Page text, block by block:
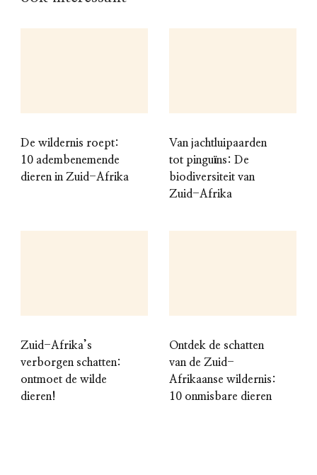
De wildernis roept:
10 adembenemende
dieren in Zuid-Afrika
Van jachtluipaarden
tot pinguïns: De
biodiversiteit van
Zuid-Afrika
Zuid-Afrika’s
verborgen schatten:
ontmoet de wilde
dieren!
Ontdek de schatten
van de Zuid-
Afrikaanse wildernis:
10 onmisbare dieren